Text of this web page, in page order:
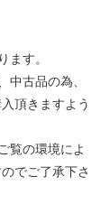
す。
古品の為、
頂きますよう
覧の環境によ
でご了承下さ